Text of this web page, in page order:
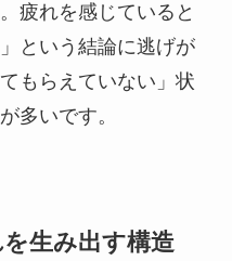
疲れを感じていると
という結論に逃げが
もらえていない」状
多いです。
生み出す構造